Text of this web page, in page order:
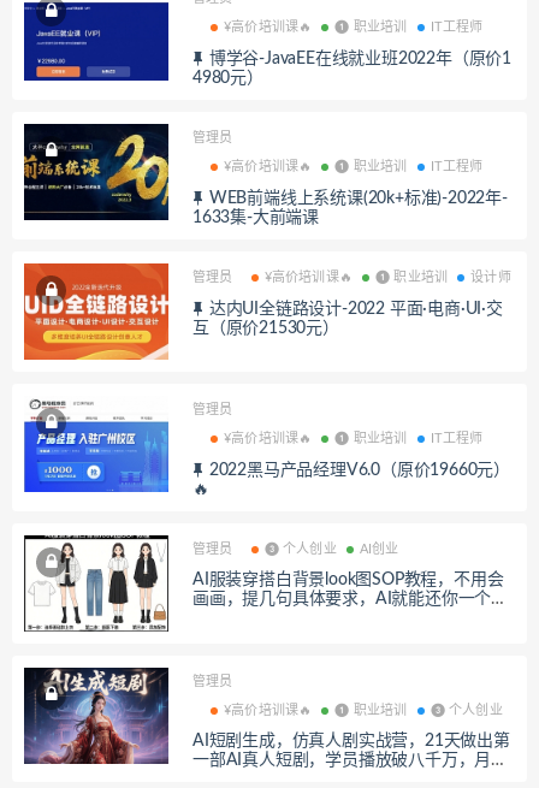
¥高价培训课🔥 ❶ 职业培训 IT工程师
博学谷-JavaEE在线就业班2022年（原价1
4980元）
管理员
¥高价培训课🔥 ❶ 职业培训 IT工程师
WEB前端线上系统课(20k+标准)-2022年-
1633集-大前端课
管理员 ¥高价培训课🔥 ❶ 职业培训 设计师
达内UI全链路设计-2022 平面·电商·UI·交
互（原价21530元）
管理员
¥高价培训课🔥 ❶ 职业培训 IT工程师
2022黑马产品经理V6.0（原价19660元）
🔥
管理员 ❸ 个人创业 AI创业
AI服装穿搭白背景look图SOP教程，不用会
画画，提几句具体要求，AI就能还你一个奇
管理员
¥高价培训课🔥 ❶ 职业培训 ❸ 个人创业
AI短剧生成，仿真人剧实战营，21天做出第
一部AI真人短剧，学员播放破八千万，月入